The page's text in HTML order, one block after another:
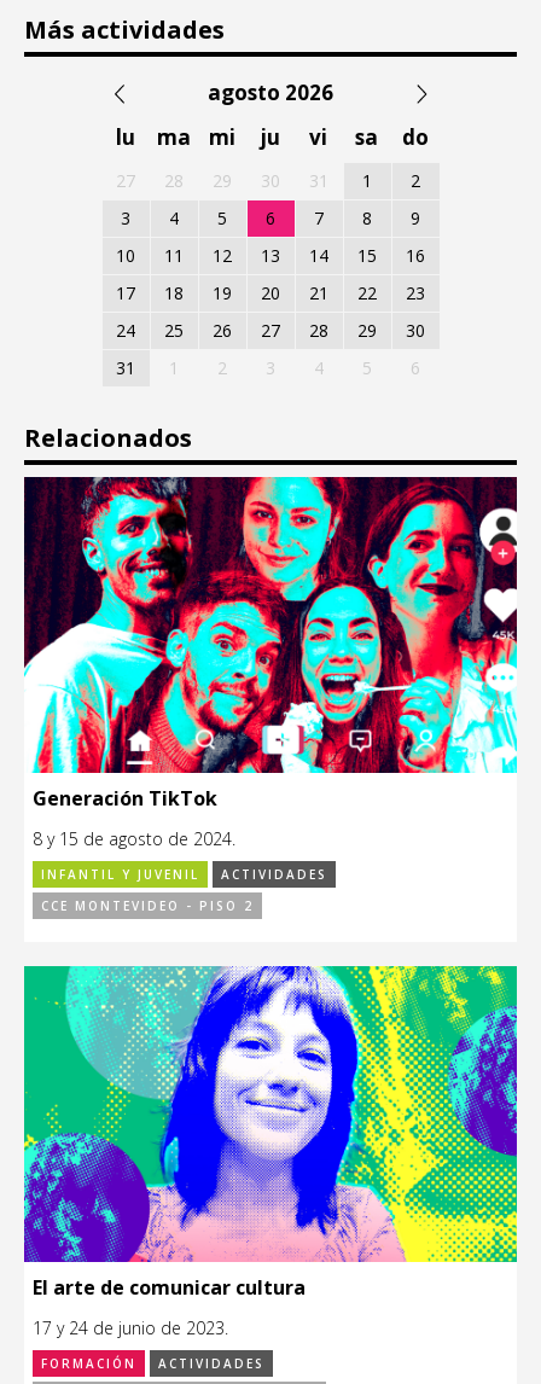
Más actividades
agosto 2026
lu
ma mi ju vi sa do
27 28 29 30 31 1
2
3
4 5 6 7 8
9
10
11 12 13 14 15
16
17
18 19 20 21 22
23
24
25 26 27 28 29
30
31
1 2 3 4 5 6
Relacionados
Generación TikTok
8 y 15 de agosto de 2024.
INFANTIL Y JUVENIL
ACTIVIDADES
CCE MONTEVIDEO - PISO 2
El arte de comunicar cultura
17 y 24 de junio de 2023.
FORMACIÓN ACTIVIDADES